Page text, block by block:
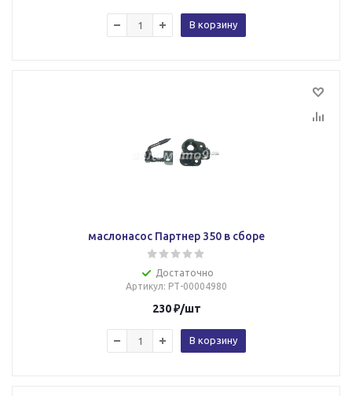
В корзину
маслонасос Партнер 350 в сборе
Достаточно
Артикул: РТ-00004980
230₽/шт
В корзину